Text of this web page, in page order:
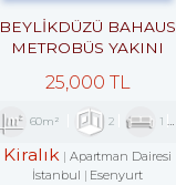
BEYLİKDÜZÜ BAHAUS
METROBÜS YAKINI
2+1
25,000 TL
60m² 2 1
Kiralık
Apartman Dairesi
İstanbul
Esenyurt